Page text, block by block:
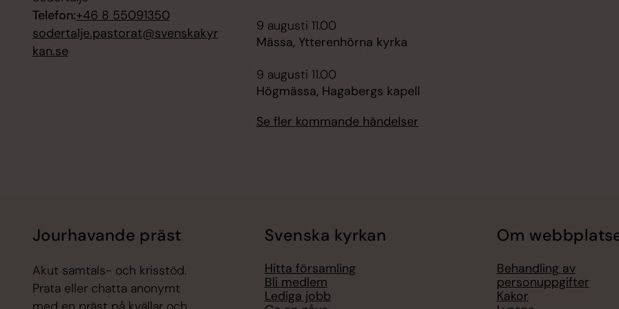
Telefon:+46 8 55091350
sodertalje.pastorat@svenskakyr
kan.se
9 augusti 11.00
Mässa, Ytterenhörna kyrka
9 augusti 11.00
Högmässa, Hagabergs kapell
Se fler kommande händelser
Jourhavande präst
Akut samtals- och krisstöd.
Prata eller chatta anonymt
Svenska kyrkan
Hitta församling
Bli medlem
Lediga jobb
Om
Behandling av
personuppgifter
Kakor